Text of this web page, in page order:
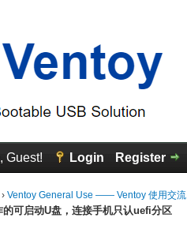
Guest! Login Register
›Ventoy General Use —— Ventoy 使用交流
可启动U盘，连接手机只认uefi分区